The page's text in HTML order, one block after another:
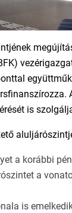
is
a korábbi
a
is